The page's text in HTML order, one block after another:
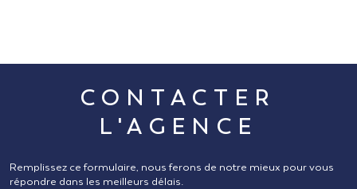
CONTACTER
L'AGENCE
Remplissez ce formulaire, nous ferons de notre mieux pour vous
répondre dans les meilleurs délais.